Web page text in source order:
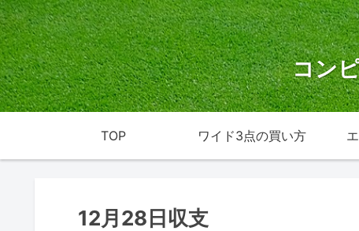
コン
TOP ワイド3点の買い方
12月28日収支